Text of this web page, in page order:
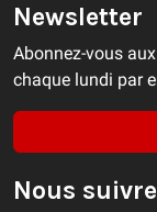
Newsletter
Abonnez-vous
chaque lundi par
Nous suivre